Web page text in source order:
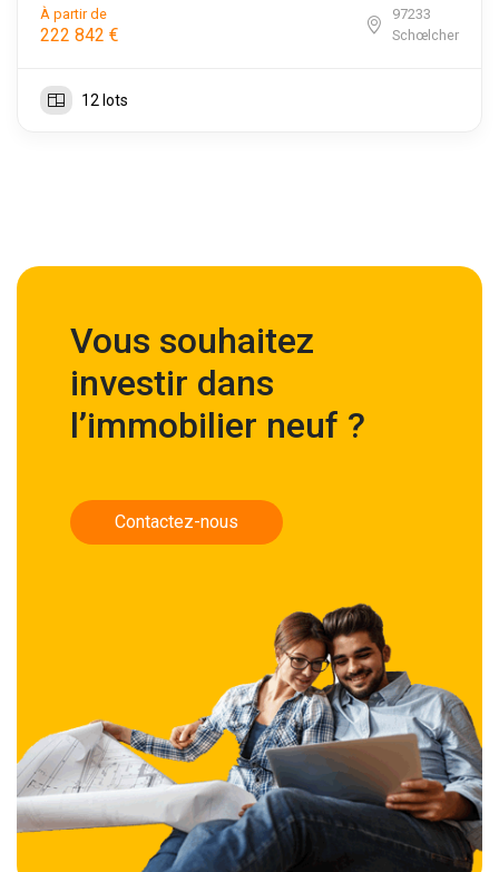
À partir de
222 842 €
97233
Schœlcher
12 lots
Vous souhaitez
investir dans
l’immobilier neuf ?
Contactez-nous